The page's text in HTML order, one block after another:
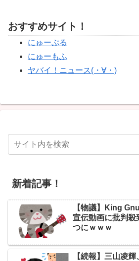
おすすめサイト！
にゅーぷる
にゅーもふ
ヤバイ！ニュース(・∀・)
新着記事！
【物議】King
宣伝動画に批判
つにｗｗｗ
【続報】三山凌